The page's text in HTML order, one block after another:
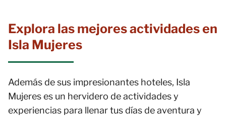
Explora las mejores actividades en
Isla Mujeres
Además de sus impresionantes hoteles, Isla
Mujeres es un hervidero de actividades y
experiencias para llenar tus días de aventura y